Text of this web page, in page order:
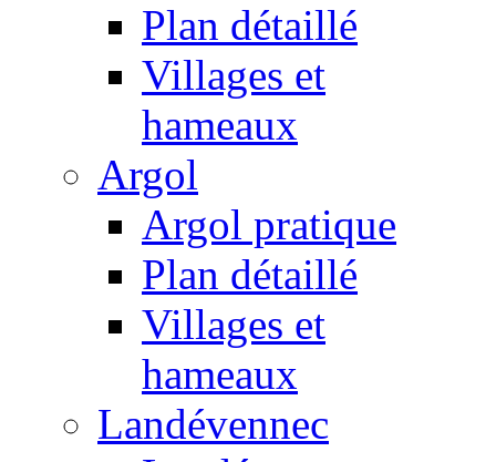
Plan détaillé
Villages et
hameaux
Argol
Argol pratique
Plan détaillé
Villages et
hameaux
Landévennec